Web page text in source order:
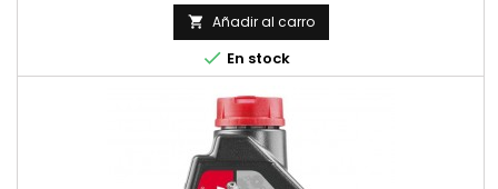
 Añadir al carro
 En stock